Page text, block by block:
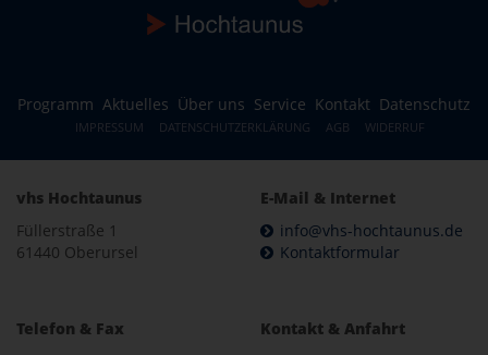
Programm Aktuelles Über uns Service Kontakt Datenschutz
IMPRESSUM DATENSCHUTZERKLÄRUNG AGB WIDERRUF
vhs Hochtaunus
Füllerstraße 1
61440 Oberursel
E-Mail & Internet
info@vhs-hochtaunus.de
Kontaktformular
Telefon & Fax
Kontakt & Anfahrt